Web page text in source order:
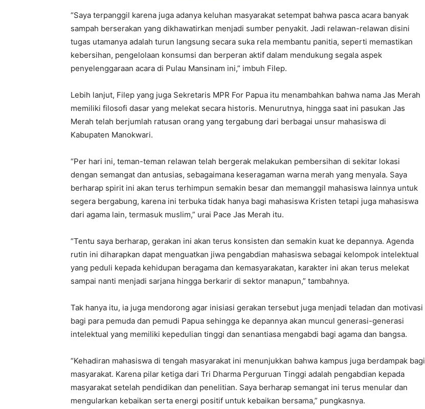
“Saya terpanggil karena juga adanya keluhan masyarakat setempat bahwa pasca acara banyak
sampah berserakan yang dikhawatirkan menjadi sumber penyakit. Jadi relawan-relawan disini
tugas utamanya adalah turun langsung secara suka rela membantu panitia, seperti memastikan
kebersihan, pengelolaan konsumsi dan berperan aktif dalam mendukung segala aspek
penyelenggaraan acara di Pulau Mansinam ini,” imbuh Filep.
Lebih lanjut, Filep yang juga Sekretaris MPR For Papua itu menambahkan bahwa nama Jas Merah
memiliki filosofi dasar yang melekat secara historis. Menurutnya, hingga saat ini pasukan Jas
Merah telah berjumlah ratusan orang yang tergabung dari berbagai unsur mahasiswa di
Kabupaten Manokwari.
“Per hari ini, teman-teman relawan telah bergerak melakukan pembersihan di sekitar lokasi
dengan semangat dan antusias, sebagaimana keseragaman warna merah yang menyala. Saya
berharap spirit ini akan terus terhimpun semakin besar dan memanggil mahasiswa lainnya untuk
segera bergabung, karena ini terbuka tidak hanya bagi mahasiswa Kristen tetapi juga mahasiswa
dari agama lain, termasuk muslim,” urai Pace Jas Merah itu.
“Tentu saya berharap, gerakan ini akan terus konsisten dan semakin kuat ke depannya. Agenda
rutin ini diharapkan dapat menguatkan jiwa pengabdian mahasiswa sebagai kelompok intelektual
yang peduli kepada kehidupan beragama dan kemasyarakatan, karakter ini akan terus melekat
sampai nanti menjadi sarjana hingga berkarir di sektor manapun,” tambahnya.
Tak hanya itu, ia juga mendorong agar inisiasi gerakan tersebut juga menjadi teladan dan motivasi
bagi para pemuda dan pemudi Papua sehingga ke depannya akan muncul generasi-generasi
intelektual yang memiliki kepedulian tinggi dan senantiasa mengabdi bagi agama dan bangsa.
“Kehadiran mahasiswa di tengah masyarakat ini menunjukkan bahwa kampus juga berdampak bagi
masyarakat. Karena pilar ketiga dari Tri Dharma Perguruan Tinggi adalah pengabdian kepada
masyarakat setelah pendidikan dan penelitian. Saya berharap semangat ini terus menular dan
mengularkan kebaikan serta energi positif untuk kebaikan bersama,” pungkasnya.